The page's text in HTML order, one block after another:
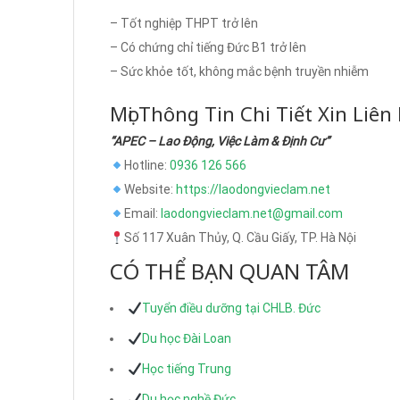
– Tốt nghiệp THPT trở lên
– Có chứng chỉ tiếng Đức B1 trở lên
– Sức khỏe tốt, không mắc bệnh truyền nhiễm
Mọi Thông Tin Chi Tiết Xin Liên
“APEC – Lao Động, Việc Làm & Định Cư”
Hotline: 0936 126 566
Website: https://laodongvieclam.net
Email: laodongvieclam.net@gmail.com
Số 117 Xuân Thủy, Q. Cầu Giấy, TP. Hà Nội
CÓ THỂ BẠN QUAN TÂM
Tuyển điều dưỡng tại CHLB. Đức
Du học Đài Loan
Học tiếng Trung